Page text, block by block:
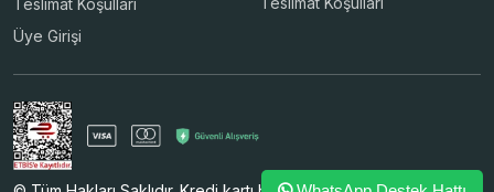
Teslimat Koşulları
Üye Girişi